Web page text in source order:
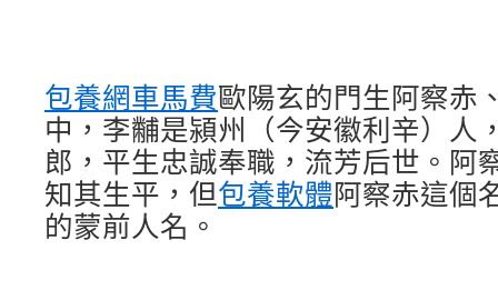
包養網車馬費歐陽玄的門生阿察赤
中，李黼是潁州（今安徽利辛）人
郎，平生忠誠奉職，流芳后世。阿
知其生平，但包養軟體阿察赤這個
的蒙前人名。